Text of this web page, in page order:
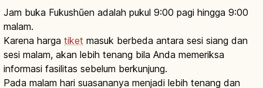
Jam buka Fukushūen adalah pukul 9:00 pagi hingga 9:00
malam.
Karena harga tiket masuk berbeda antara sesi siang dan
sesi malam, akan lebih tenang bila Anda memeriksa
informasi fasilitas sebelum berkunjung.
Pada malam hari suasananya menjadi lebih tenang dan